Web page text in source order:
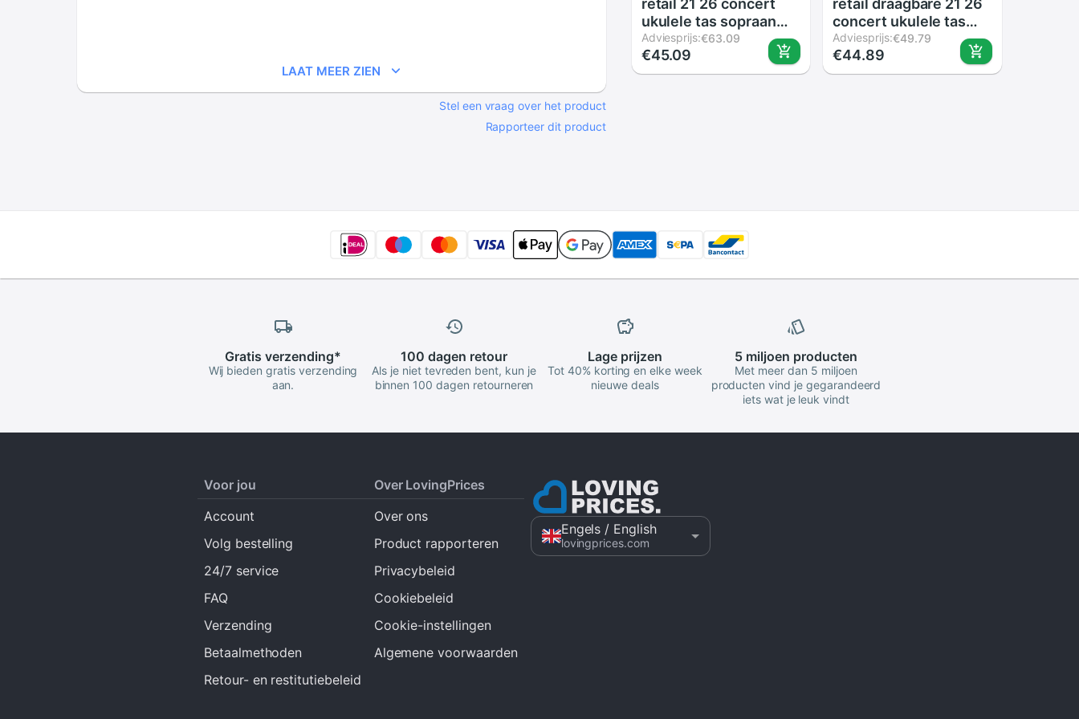
LAAT MEER ZIEN
Stel een vraag over het product
Rapporteer dit product
retail 21 26 concert
ukulele tas sopraan
case lanikai gitaar
gewatteerde guitarra
rugzak ukelele val
Adviesprijs:€63.09
€45.09
retail draagbare 21 26
concert ukulele tas
sopraan case lanikai
gitaar gewatteerde
rugzak patronen
Adviesprijs:€49.79
€44.89
Gratis verzending*
Wij bieden gratis verzending
aan.
100 dagen retour
Als je niet tevreden bent, kun je
binnen 100 dagen retourneren
Lage prijzen
Tot 40% korting en elke week
nieuwe deals
5 miljoen producten
Met meer dan 5 miljoen
producten vind je gegarandeerd
iets wat je leuk vindt
Voor jou
Account
Volg bestelling
24/7 service
FAQ
Verzending
Betaalmethoden
Retour- en restitutiebeleid
Over LovingPrices
Over ons
Product rapporteren
Privacybeleid
Cookiebeleid
Cookie-instellingen
Algemene voorwaarden
Engels / English
lovingprices.com